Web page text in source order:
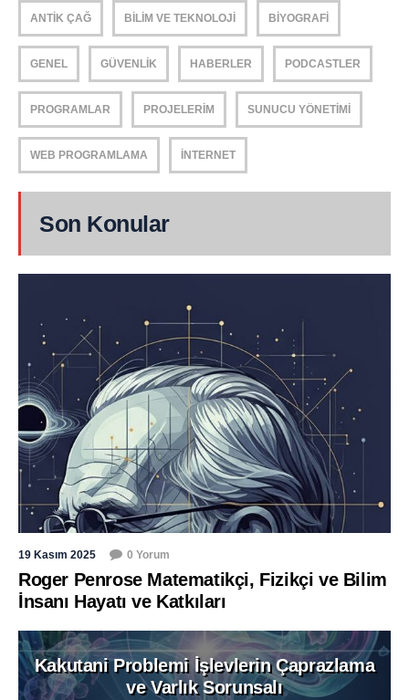
ANTIK ÇAĞ BILIM VE TEKNOLOJI BIYOGRAFI
GENEL GÜVENLIK HABERLER PODCASTLER
PROGRAMLAR PROJELERIM SUNUCU YÖNETIMI
WEB PROGRAMLAMA İNTERNET
Son Konular
19 Kasım 2025 0 Yorum
Roger Penrose Matematikçi, Fizikçi ve Bilim
İnsanı Hayatı ve Katkıları
Kakutani Problemi İşlevlerin Çaprazlama
ve Varlık Sorunsalı